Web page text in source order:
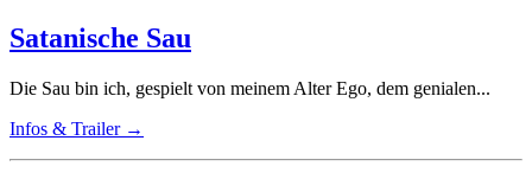
Satanische Sau
Die Sau bin ich, gespielt von meinem Alter Ego, dem genialen...
Infos & Trailer →